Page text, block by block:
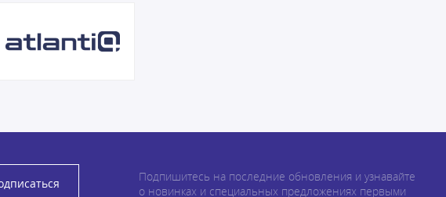
Подпишитесь на последние обновления и узнавайте
о новинках и специальных предложениях первыми